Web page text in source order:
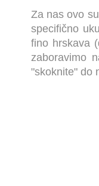
Za nas ovo
specifično
fino hrskava
zaboravimo
"skoknite" do